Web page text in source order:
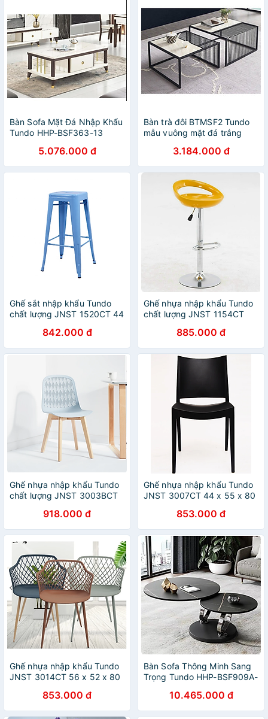
Bàn Sofa Mặt Đá Nhập Khẩu
Tundo HHP-BSF363-13
5.076.000 đ
Bàn trà đôi BTMSF2 Tundo
mẫu vuông mặt đá trắng
3.184.000 đ
Ghế sắt nhập khẩu Tundo
chất lượng JNST 1520CT 44
842.000 đ
Ghế nhựa nhập khẩu Tundo
chất lượng JNST 1154CT
885.000 đ
Ghế nhựa nhập khẩu Tundo
chất lượng JNST 3003BCT
918.000 đ
Ghế nhựa nhập khẩu Tundo
JNST 3007CT 44 x 55 x 80
853.000 đ
Ghế nhựa nhập khẩu Tundo
JNST 3014CT 56 x 52 x 80
853.000 đ
Bàn Sofa Thông Minh Sang
Trọng Tundo HHP-BSF909A-
10.465.000 đ